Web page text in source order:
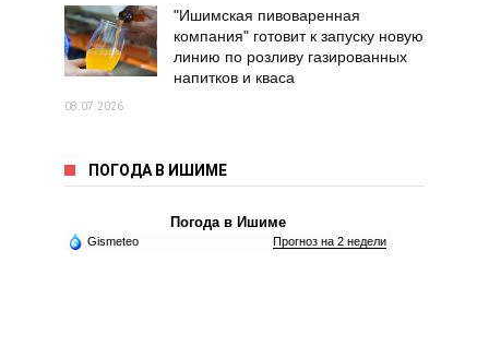
"Ишимская пивоваренная
компания" готовит к запуску новую
линию по розливу газированных
напитков и кваса
08.07.2026
ПОГОДА В ИШИМЕ
Погода в Ишиме
Gismeteo Прогноз на 2 недели